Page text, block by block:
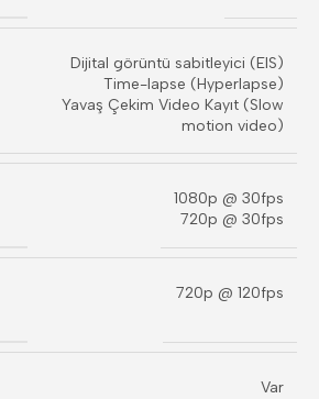
Dijital görüntü sabitleyici (EIS)
Time-lapse (Hyperlapse)
Yavaş Çekim Video Kayıt (Slow
motion video)
1080p @ 30fps
720p @ 30fps
720p @ 120fps
Var